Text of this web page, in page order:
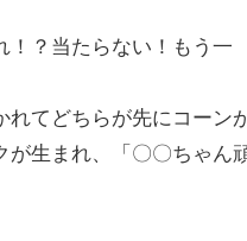
！？当たらない！もう一
れてどちらが先にコーン
が生まれ、「〇〇ちゃん